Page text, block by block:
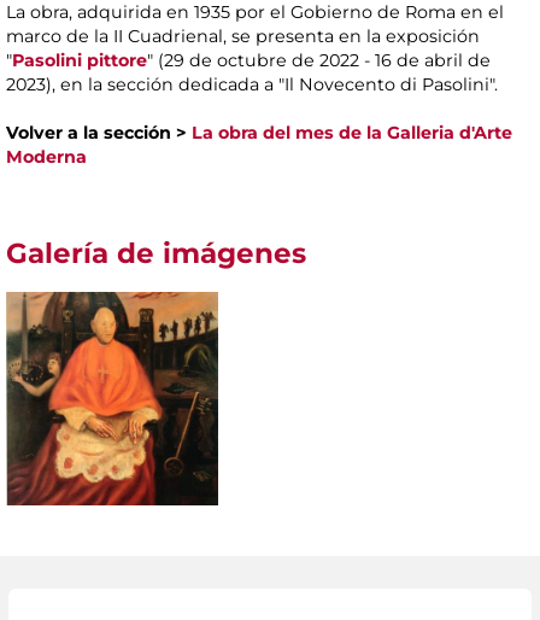
La obra, adquirida en 1935 por el Gobierno de Roma en el
marco de la II Cuadrienal, se presenta en la exposición
"Pasolini pittore" (29 de octubre de 2022 - 16 de abril de
2023), en la sección dedicada a "Il Novecento di Pasolini".
Volver a la sección > La obra del mes de la Galleria d'Arte
Moderna
Galería de imágenes